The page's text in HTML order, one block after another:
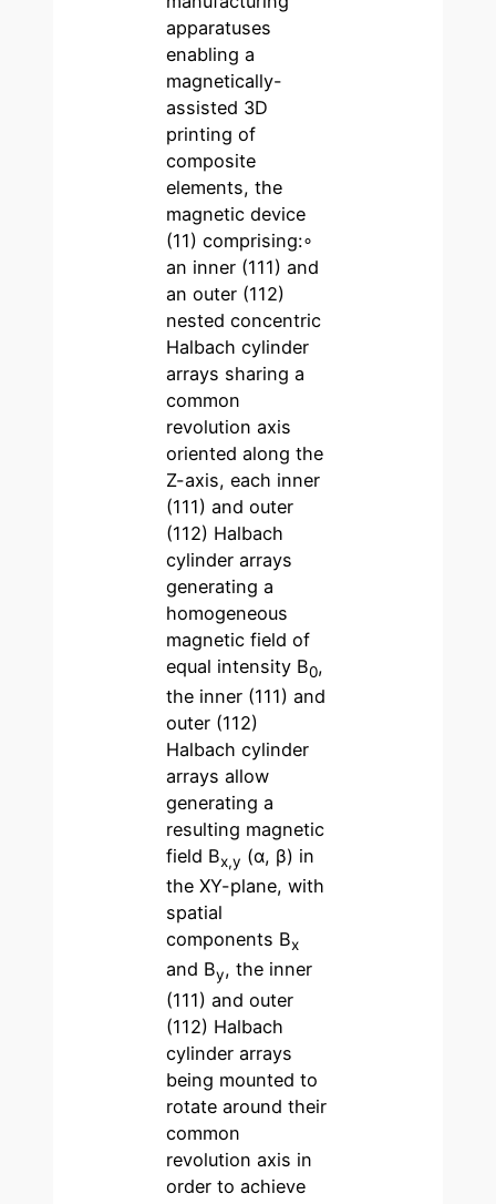
apparatuses
enabling a
magnetically-
assisted 3D
printing of
composite
elements, the
magnetic device
(11) comprising:∘
an inner (111) and
an outer (112)
nested concentric
Halbach cylinder
arrays sharing a
common
revolution axis
oriented along the
Z-axis, each inner
(111) and outer
(112) Halbach
cylinder arrays
generating a
homogeneous
magnetic field of
equal intensity B0,
the inner (111) and
outer (112)
Halbach cylinder
arrays allow
generating a
resulting magnetic
field Bx,y (α, β) in
the XY-plane, with
spatial
components Bx
and By, the inner
(111) and outer
(112) Halbach
cylinder arrays
being mounted to
rotate around their
common
revolution axis in
order to achieve